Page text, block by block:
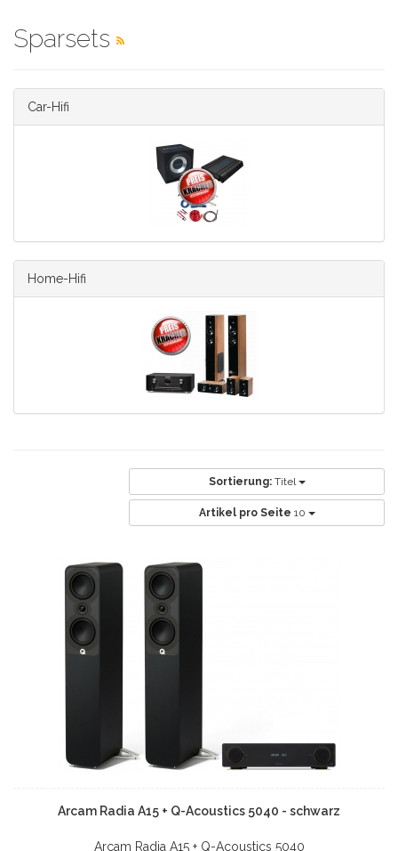
Sparsets
Car-Hifi
Home-Hifi
Sortierung: Titel
Artikel pro Seite 10
Arcam Radia A15 + Q-Acoustics 5040 - schwarz
Arcam Radia A15 + Q-Acoustics 5040